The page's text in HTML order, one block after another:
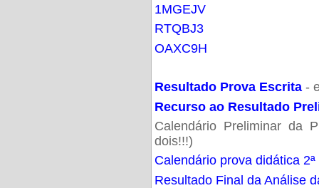
1MGEJV
RTQBJ3
OAXC9H
Resultado Prova Escrita -
Recurso ao Resultado
Calendário Preliminar da
dois!!!)
Calendário prova didática
Resultado Final da Análise